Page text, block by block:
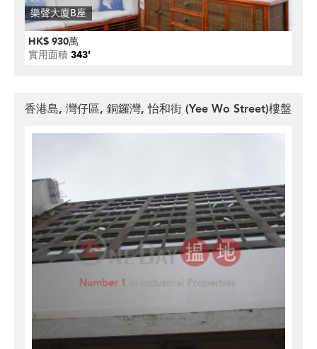
樂聲大廈B座
HK$ 930萬
實用面積 343'
香港島, 灣仔區, 銅鑼灣, 怡和街 (Yee Wo Street)樓盤